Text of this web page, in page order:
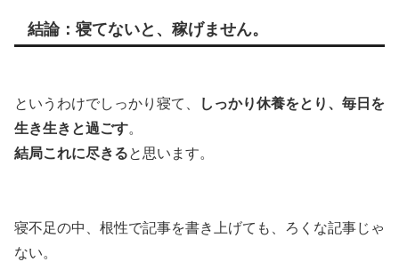
結論：寝てないと、稼げません。
というわけでしっかり寝て、
しっかり休養をとり、毎日を
生き生きと過ごす。
結局これに尽きると思います。
寝不足の中、根性で記事を書き上げても、ろくな記事じゃ
ない。